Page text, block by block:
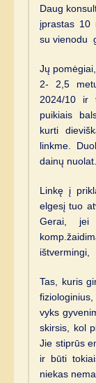
Daug
įprastas 10
su vienodu
Jų
2- 2,5
2024/10 ir
puikiais
kurti
linkme.
dainų nuolat.
Linkę į
elgesį tuo
Gerai,
ištvermingi,
Tas, kuris
vyks
skirsis, kol
Jie stiprūs
ir būti
niekas